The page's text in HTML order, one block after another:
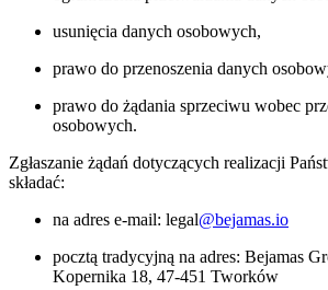
usunięcia danych osobowych,
prawo do przenoszenia danych
prawo do żądania sprzeciwu wobec
osobowych.
Zgłaszanie żądań dotyczących realizacji
składać:
na adres e-mail: legal@bejamas.io
pocztą tradycyjną na adres: Bejamas
Kopernika 18, 47-451 Tworków